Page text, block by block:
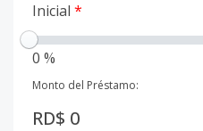
Inicial *
0 %
Monto del Préstamo:
RD$ 0